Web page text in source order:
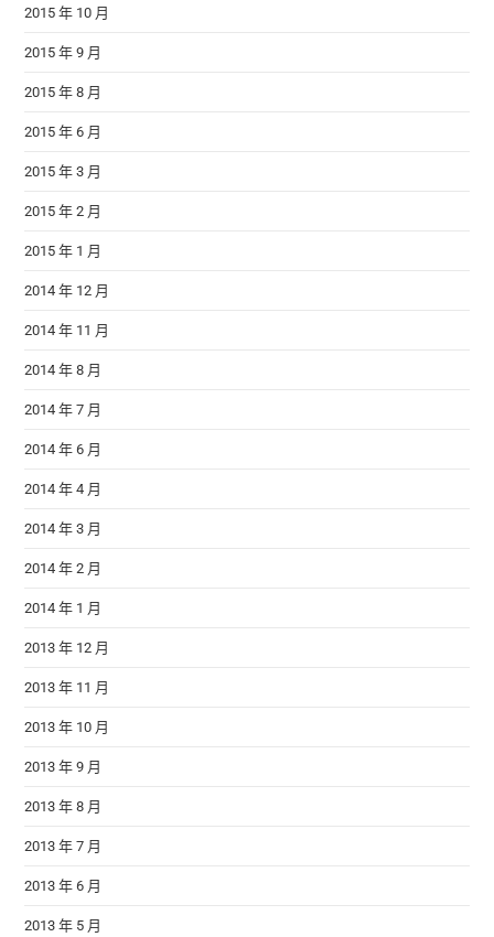
2015 年 10 月
2015 年 9 月
2015 年 8 月
2015 年 6 月
2015 年 3 月
2015 年 2 月
2015 年 1 月
2014 年 12 月
2014 年 11 月
2014 年 8 月
2014 年 7 月
2014 年 6 月
2014 年 4 月
2014 年 3 月
2014 年 2 月
2014 年 1 月
2013 年 12 月
2013 年 11 月
2013 年 10 月
2013 年 9 月
2013 年 8 月
2013 年 7 月
2013 年 6 月
2013 年 5 月